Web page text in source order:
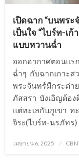
เปิดฉาก “บนพร
เป็นใจ “ไบร์ท-เ
แบบหวานฉ่ำ
ออกอากาศตอนแร
ฉ่ำๆ กับฉากเกาะ
พระจันทร์มีกระต่า
ภัสสรา บังเอิญต้อง
แต่ทะเลกับภูเขา ท
จิระ(ไบร์ท-นรภัทร)
Posted
เมษายน 6, 2025